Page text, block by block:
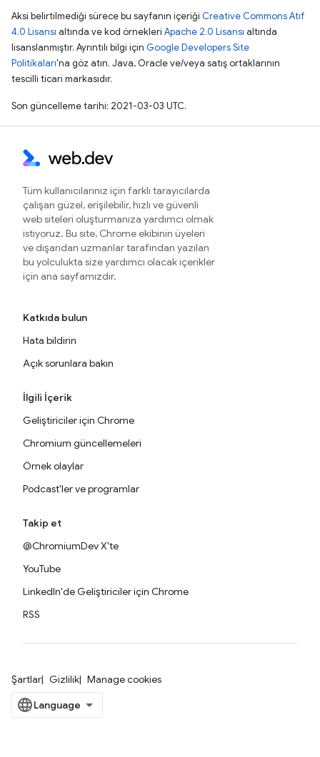
Aksi belirtilmediği sürece bu sayfanın içeriği Creative Commons Atıf
4.0 Lisansı altında ve kod örnekleri Apache 2.0 Lisansı altında
lisanslanmıştır. Ayrıntılı bilgi için Google Developers Site
Politikaları'na göz atın. Java, Oracle ve/veya satış ortaklarının
tescilli ticari markasıdır.
Son güncelleme tarihi: 2021-03-03 UTC.
Tüm kullanıcılarınız için farklı tarayıcılarda
çalışan güzel, erişilebilir, hızlı ve güvenli
web siteleri oluşturmanıza yardımcı olmak
istiyoruz. Bu site, Chrome ekibinin üyeleri
ve dışarıdan uzmanlar tarafından yazılan
bu yolculukta size yardımcı olacak içerikler
için ana sayfamızdır.
Katkıda bulun
Hata bildirin
Açık sorunlara bakın
İlgili İçerik
Geliştiriciler için Chrome
Chromium güncellemeleri
Örnek olaylar
Podcast'ler ve programlar
Takip et
@ChromiumDev X'te
YouTube
LinkedIn'de Geliştiriciler için Chrome
RSS
Şartlar Gizlilik Manage cookies